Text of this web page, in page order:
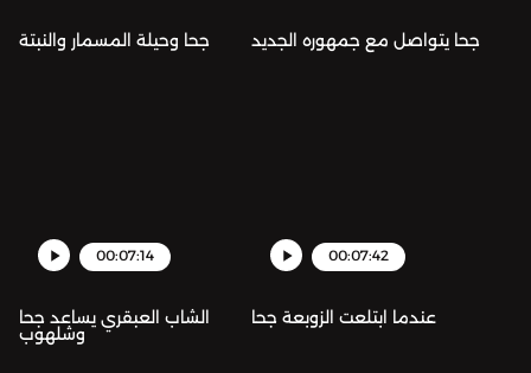
جحا وحيلة المسمار والنبتة جحا يتواصل مع جمهوره الجديد
00:07:14
الشاب العبقري يساعد جحا
وشلهوب
00:07:42
عندما ابتلعت الزوبعة جحا